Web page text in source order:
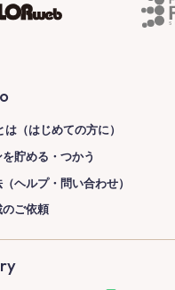
（はじめての方に）
貯める・つかう
ヘルプ・問い合わせ）
ご依頼